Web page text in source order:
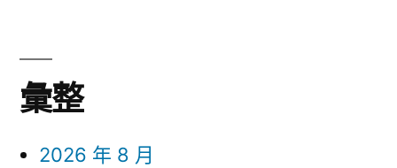
彙整
2026 年 8 月